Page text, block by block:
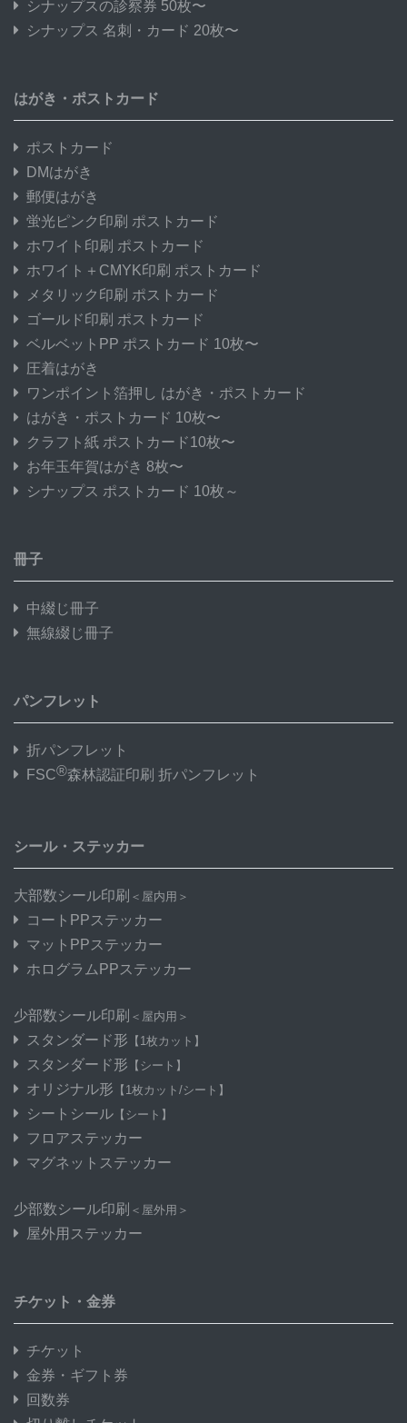
シナップスの診察券 50枚〜
シナップス 名刺・カード 20枚〜
はがき・ポストカード
ポストカード
DMはがき
郵便はがき
蛍光ピンク印刷 ポストカード
ホワイト印刷 ポストカード
ホワイト＋CMYK印刷 ポストカード
メタリック印刷 ポストカード
ゴールド印刷 ポストカード
ベルベットPP ポストカード 10枚〜
圧着はがき
ワンポイント箔押し はがき・ポストカード
はがき・ポストカード 10枚〜
クラフト紙 ポストカード10枚〜
お年玉年賀はがき 8枚〜
シナップス ポストカード 10枚～
冊子
中綴じ冊子
無線綴じ冊子
パンフレット
折パンフレット
FSC®森林認証印刷 折パンフレット
シール・ステッカー
大部数シール印刷 ＜屋内用＞
コートPPステッカー
マットPPステッカー
ホログラムPPステッカー
少部数シール印刷 ＜屋内用＞
スタンダード形 【1枚カット】
スタンダード形 【シート】
オリジナル形 【1枚カット/シート】
シートシール 【シート】
フロアステッカー
マグネットステッカー
少部数シール印刷 ＜屋外用＞
屋外用ステッカー
チケット・金券
チケット
金券・ギフト券
回数券